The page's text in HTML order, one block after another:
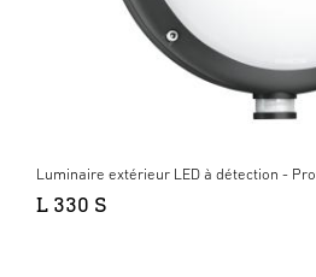
Luminaire extérieur LED à détection -
L 330 S